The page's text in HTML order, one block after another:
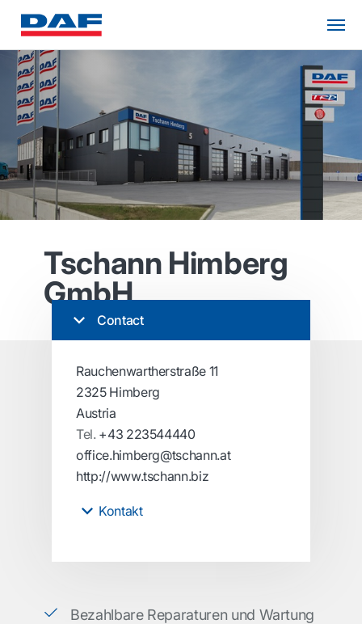
Tschann Himberg
GmbH
Contact
Rauchenwartherstraße 11
2325 Himberg
Austria
Tel. +43 223544440
office.himberg@tschann.at
http://www.tschann.biz
Kontakt
Bezahlbare Reparaturen und Wartung